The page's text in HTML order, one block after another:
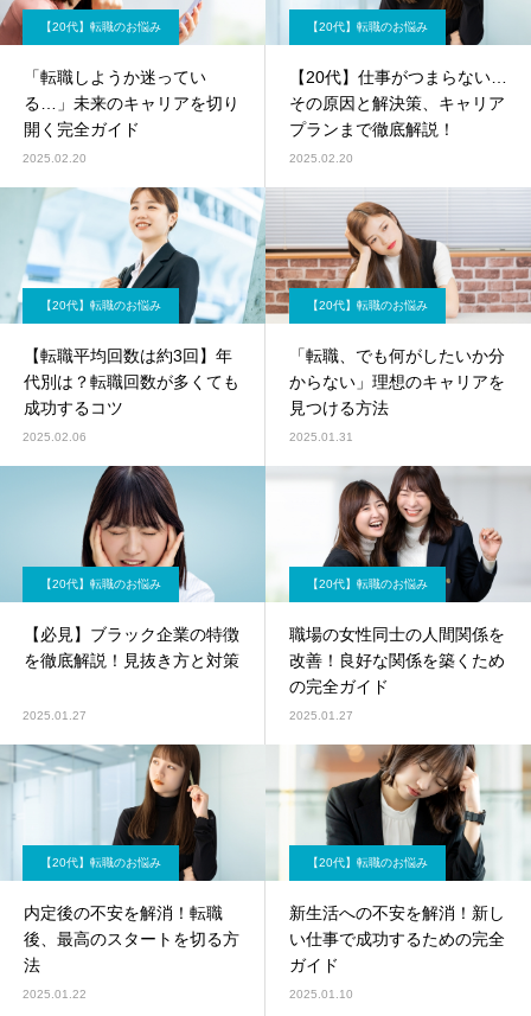
【20代】転職のお悩み
「転職しようか迷ってい
る…」未来のキャリアを切り
開く完全ガイド
2025.02.20
【20代】転職のお悩み
【20代】仕事がつまらない…
その原因と解決策、キャリア
プランまで徹底解説！
2025.02.20
【20代】転職のお悩み
【転職平均回数は約3回】年
代別は？転職回数が多くても
成功するコツ
2025.02.06
【20代】転職のお悩み
「転職、でも何がしたいか分
からない」理想のキャリアを
見つける方法
2025.01.31
【20代】転職のお悩み
【必見】ブラック企業の特徴
を徹底解説！見抜き方と対策
2025.01.27
【20代】転職のお悩み
職場の女性同士の人間関係を
改善！良好な関係を築くため
の完全ガイド
2025.01.27
【20代】転職のお悩み
内定後の不安を解消！転職
後、最高のスタートを切る方
法
2025.01.22
【20代】転職のお悩み
新生活への不安を解消！新し
い仕事で成功するための完全
ガイド
2025.01.10